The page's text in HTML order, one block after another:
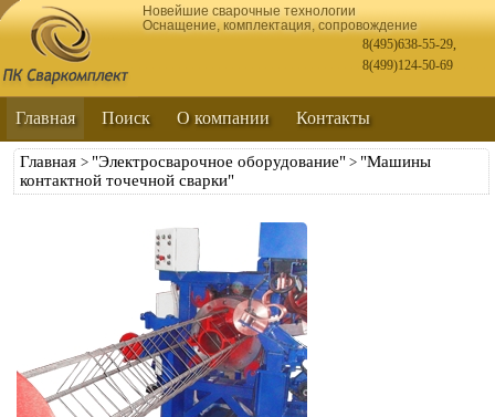
Новейшие сварочные технологии
Оснащение, комплектация, сопровождение
8(495)638-55-29,
8(499)124-50-69
Главная Поиск О компании Контакты
Главная > "Электросварочное оборудование" > "Машины
контактной точечной сварки"